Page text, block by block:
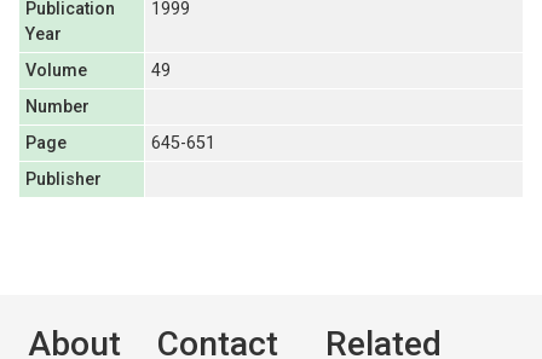
Publication
Year
1999
Volume
49
Number
Page
645-651
Publisher
About
Contact
Related